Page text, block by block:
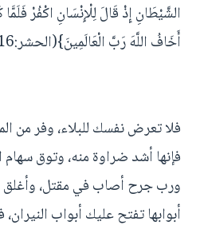
الشَّيْطَانِ إِذْ قَالَ لِلْإِنْسَانِ اكْفُرْ
أَخَافُ اللَّهَ رَبَّ الْعَالَمِينَ}(الحشر:16).
فلا تعرض نفسك للبلاء، وفر من
فإنها أشد ضراوة منه، وتوق
ورب جرح أصاب في مقتل، وأغلق
أبوابها تفتح عليك أبواب